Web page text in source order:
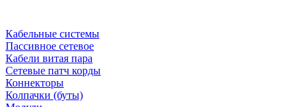
Кабельные системы
Пассивное сетевое
Кабели витая пара
Сетевые патч корды
Коннекторы
Колпачки (буты)